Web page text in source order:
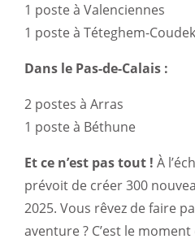
1 poste à Valenciennes
1 poste à Téteghem-
Dans le Pas-de-Calais :
2 postes à Arras
1 poste à Béthune
Et ce n’est pas tout ! À
prévoit de créer 300
2025. Vous rêvez de faire
aventure ? C’est le